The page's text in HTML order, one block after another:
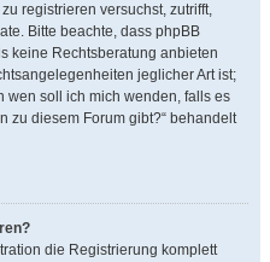
registrieren versuchst, zutrifft,
Bitte beachte, dass phpBB
keine Rechtsberatung anbieten
jeglicher Art ist;
wen soll ich mich wenden, falls es
zu diesem Forum gibt?“ behandelt
die Registrierung komplett